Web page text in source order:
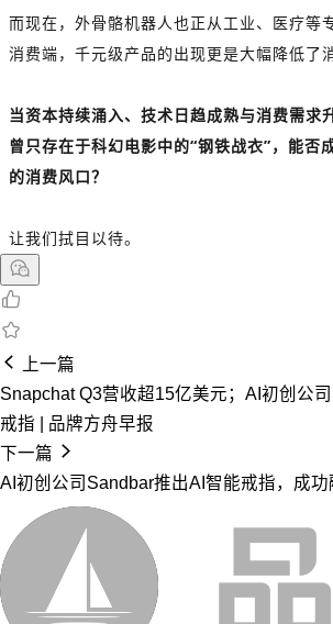
而现在，外骨骼机器人也正从工业、医疗等
消费端，千元级产品的出现更是大幅降低了
当资本持续涌入、技术日趋成熟与消费需求
曾只存在于科幻电影中的“钢铁战衣”，能否
的消费风口？
让我们拭目以待。
上一篇
Snapchat Q3营收超15亿美元；AI初创公
戒指 | 品牌方舟早报
下一篇
AI初创公司Sandbar推出AI智能戒指，成